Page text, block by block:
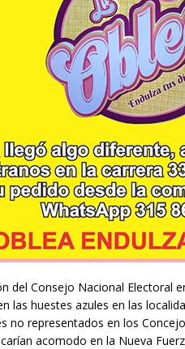
del Consejo Nacional Electoral
las huestes azules en las
no representados en los
acomodo en la Nueva